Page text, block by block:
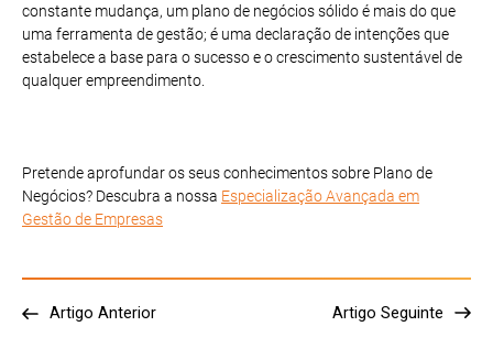
constante mudança, um plano de negócios sólido é mais do que
uma ferramenta de gestão; é uma declaração de intenções que
estabelece a base para o sucesso e o crescimento sustentável de
qualquer empreendimento.
Pretende aprofundar os seus conhecimentos sobre Plano de
Negócios? Descubra a nossa Especialização Avançada em
Gestão de Empresas
Artigo Anterior Artigo Seguinte